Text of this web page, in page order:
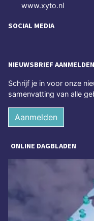
www.xyto.nl
SOCIAL MEDIA
NIEUWSBRIEF AANMELDEN
Schrijf je in voor onze
samenvatting van alle
Aanmelden
ONLINE DAGBLADEN